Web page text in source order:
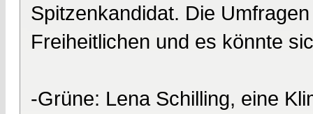
Spitzenkandidat. Die
Freiheitlichen und es könnte
-Grüne: Lena Schilling, eine